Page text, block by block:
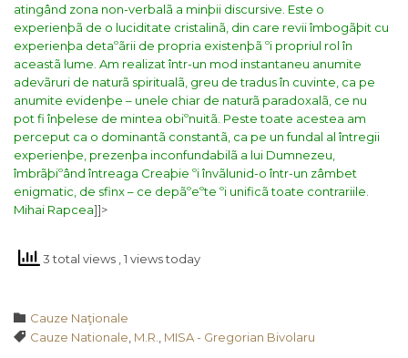
atingând zona non-verbalã a minþii discursive. Este o
experienþã de o luciditate cristalinã, din care revii îmbogãþit cu
experienþa detaºãrii de propria existenþã ºi propriul rol în
aceastã lume. Am realizat într-un mod instantaneu anumite
adevãruri de naturã spiritualã, greu de tradus în cuvinte, ca pe
anumite evidenþe – unele chiar de naturã paradoxalã, ce nu
pot fi înþelese de mintea obiºnuitã. Peste toate acestea am
perceput ca o dominantã constantã, ca pe un fundal al întregii
experienþe, prezenþa inconfundabilã a lui Dumnezeu,
îmbrãþiºând întreaga Creaþie ºi învãlunid-o într-un zâmbet
enigmatic, de sfinx – ce depãºeºte ºi unificã toate contrariile.
Mihai Rapcea]]>
3 total views , 1 views today
 Category
Cauze Naţionale
 Tags
Cauze Nationale M.R. MISA - Gregorian Bivolaru